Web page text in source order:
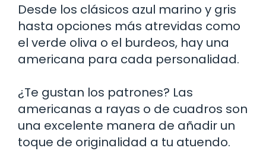
Desde los clásicos azul marino y gris
hasta opciones más atrevidas como
el verde oliva o el burdeos, hay una
americana para cada personalidad.
¿Te gustan los patrones? Las
americanas a rayas o de cuadros son
una excelente manera de añadir un
toque de originalidad a tu atuendo.